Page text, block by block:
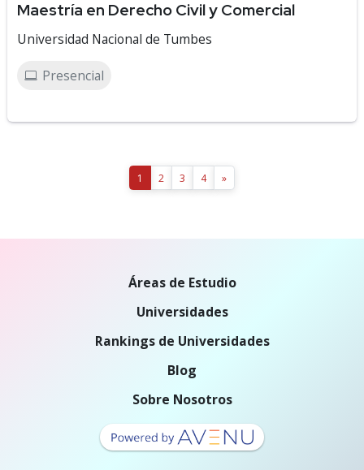
Maestría en Derecho Civil y Comercial
Universidad Nacional de Tumbes
Presencial
1 2 3 4 »
Áreas de Estudio
Universidades
Rankings de Universidades
Blog
Sobre Nosotros